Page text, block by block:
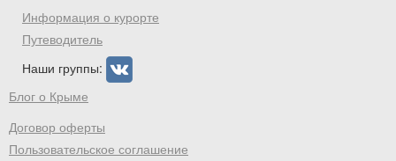
Информация о курорте
Путеводитель
Наши группы:
Блог о Крыме
Договор оферты
Пользовательское соглашение